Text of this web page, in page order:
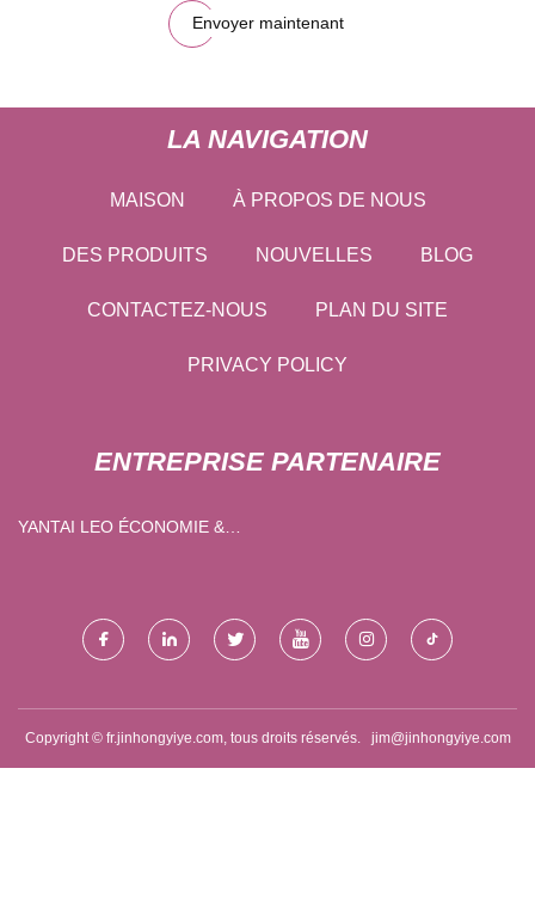
Envoyer maintenant
LA NAVIGATION
MAISON À PROPOS DE NOUS
DES PRODUITS NOUVELLES BLOG
CONTACTEZ-NOUS PLAN DU SITE
PRIVACY POLICY
ENTREPRISE PARTENAIRE
YANTAI LEO ÉCONOMIE &
Copyright © fr.jinhongyiye.com, tous droits réservés. jim@jinhongyiye.com